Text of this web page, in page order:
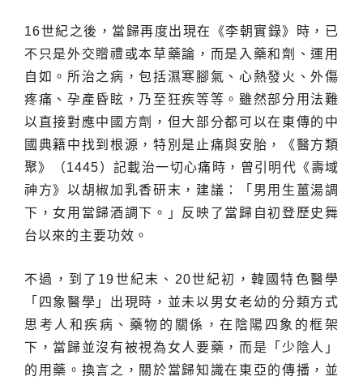
16世紀之後，當歸再度出現在《李朝實錄》時，已
不只是外交贈禮或本草藥論，而是入藥和劑、運用
自如。所治之病，包括濕寒腳氣、心熱發火、外傷
疼痛、孕產昏眩，乃至狂疾等等。雖然部分用法難
以直接對應中國方劑，但大部分都可以在東傳的中
國典籍中找到根源，特別是止痛與安胎，《醫方類
聚》（1445）記載治一切心痛時，曾引明代《壽域
神方》以胡椒加乳香研末，建議：「男用生薑湯調
下，女用當歸酒調下。」反映了當歸自初登歷史舞
台以來的主要功效。
不過，到了19世紀末、20世紀初，韓國特色醫學
「四象醫學」出現時，並未以男女老幼的分類方式
思考人和疾病、藥物的關係，在陰陽四象的框架
下，當歸並沒有被視為女人要藥，而是「少陰人」
的用藥。換言之，關於當歸知識在東亞的傳播，並